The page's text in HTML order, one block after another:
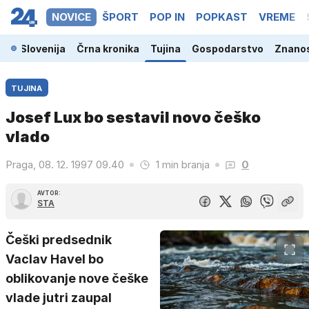
NOVICE ŠPORT POP IN POPKAST VREME
Slovenija Črna kronika Tujina Gospodarstvo
TUJINA
Josef Lux bo sestavil novo češko
vlado
Praga, 08. 12. 1997 09.40 1 min branja 0
AVTOR:
STA
Češki predsednik
Vaclav Havel bo
oblikovanje nove češke
vlade jutri zaupal